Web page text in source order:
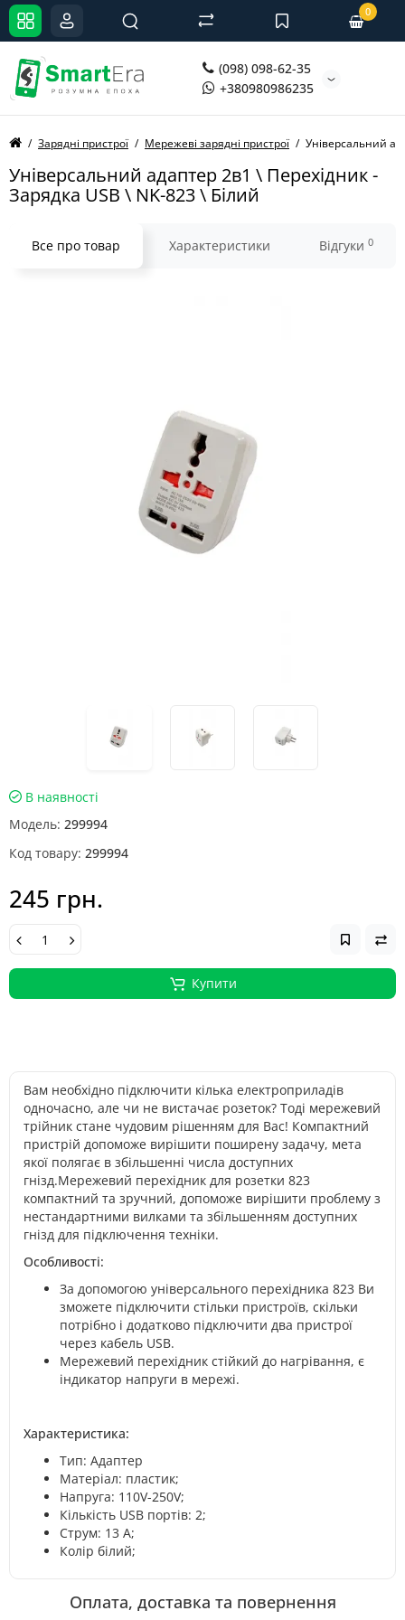
(098) 098-62-35
+380980986235
0
Зарядні пристрої Мережеві зарядні пристрої Універсальний
Універсальний адаптер 2в1 \ Перехідник -
Зарядка USB \ NK-823 \ Білий
Все про товар Характеристики Відгуки 0
В наявності
Модель: 299994
Код товару: 299994
245 грн.
Купити
Вам необхідно підключити кілька електроприладів
одночасно, але чи не вистачає розеток? Тоді мережевий
трійник стане чудовим рішенням для Вас! Компактний
пристрій допоможе вирішити поширену задачу, мета
якої полягає в збільшенні числа доступних
гнізд.Мережевий перехідник для розетки 823
компактний та зручний, допоможе вирішити проблему з
нестандартними вилками та збільшенням доступних
гнізд для підключення техніки.
Особливості:
За допомогою універсального перехідника 823 Ви
зможете підключити стільки пристроїв, скільки
потрібно і додатково підключити два пристрої
через кабель USB.
Мережевий перехідник стійкий до нагрівання, є
індикатор напруги в мережі.
Характеристика:
Тип: Адаптер
Матеріал: пластик;
Напруга: 110V-250V;
Кількість USB портів: 2;
Струм: 13 А;
Колір білий;
Оплата, доставка та повернення